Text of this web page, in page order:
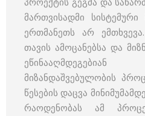
მართვისადმი
ერთმანეთს არ
თავის ამოცანებსა და
მიზანდაშვებულობის
წესების დაცვა
რაოდენობას ამ